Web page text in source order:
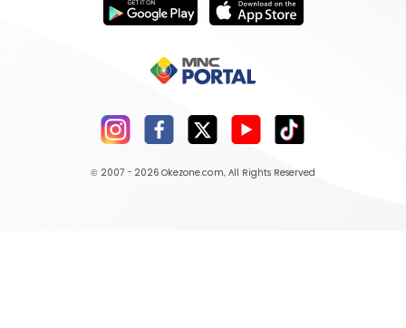
© 2007 - 2026 Okezone.com, All Rights Reserved